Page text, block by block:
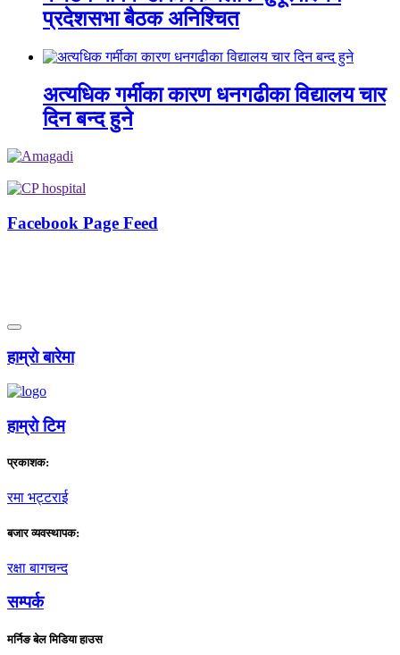
प्रदेशसभा बैठक अनिश्चित
अत्यधिक गर्मीका कारण धनगढीका विद्यालय चार
दिन बन्द हुने
Facebook Page Feed
हाम्राे बारेमा
हाम्राे टिम
प्रकाशक:
रमा भट्टराई
बजार व्यवस्थापक:
रक्षा बागचन्द
सम्पर्क
मर्निङ बेल मिडिया हाउस